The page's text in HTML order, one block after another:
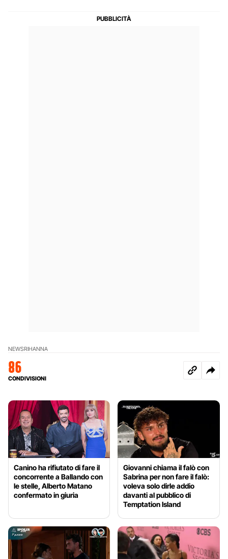
NEWSRIHANNA
86
CONDIVISIONI
Canino ha rifiutato di fare il
concorrente a Ballando con
le stelle, Alberto Matano
confermato in giuria
Giovanni chiama il falò con
Sabrina per non fare il falò:
voleva solo dirle addio
davanti al pubblico di
Temptation Island